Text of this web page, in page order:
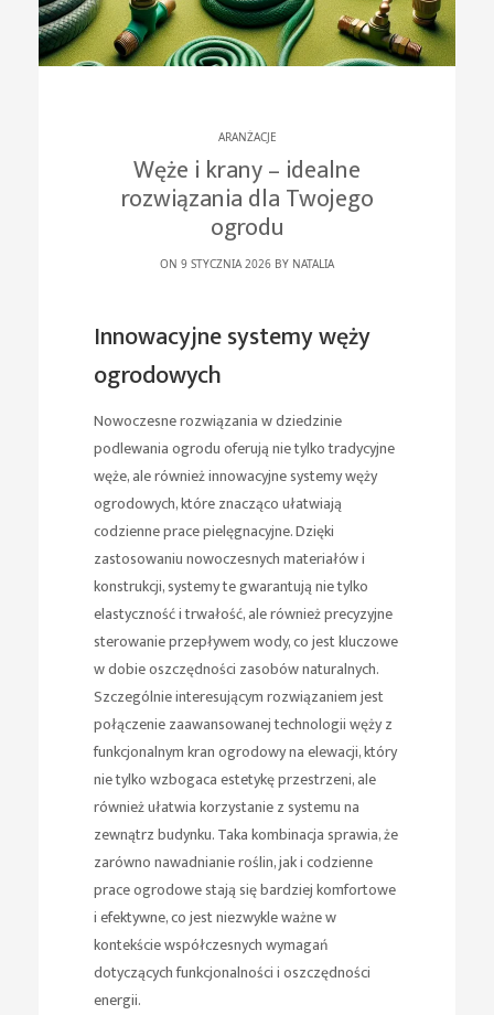
ARANŻACJE
Węże i krany – idealne
rozwiązania dla Twojego
ogrodu
ON 9 STYCZNIA 2026 BY NATALIA
Innowacyjne systemy węży
ogrodowych
Nowoczesne rozwiązania w dziedzinie
podlewania ogrodu oferują nie tylko tradycyjne
węże, ale również innowacyjne systemy węży
ogrodowych, które znacząco ułatwiają
codzienne prace pielęgnacyjne. Dzięki
zastosowaniu nowoczesnych materiałów i
konstrukcji, systemy te gwarantują nie tylko
elastyczność i trwałość, ale również precyzyjne
sterowanie przepływem wody, co jest kluczowe
w dobie oszczędności zasobów naturalnych.
Szczególnie interesującym rozwiązaniem jest
połączenie zaawansowanej technologii węży z
funkcjonalnymkran ogrodowy na elewacji, który
nie tylko wzbogaca estetykę przestrzeni, ale
również ułatwia korzystanie z systemu na
zewnątrz budynku. Taka kombinacja sprawia, że
zarówno nawadnianie roślin, jak i codzienne
prace ogrodowe stają się bardziej komfortowe
i efektywne, co jest niezwykle ważne w
kontekście współczesnych wymagań
dotyczących funkcjonalności i oszczędności
energii.